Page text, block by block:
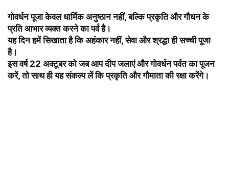
गोवर्धन पूजा केवल धार्मिक अनुष्ठान नहीं, बल्कि प्रकृति और गौधन के
प्रति आभार व्यक्त करने का पर्व है।
यह दिन हमें सिखाता है कि अहंकार नहीं, सेवा और श्रद्धा ही सच्ची पूजा
है।
इस वर्ष 22 अक्टूबर को जब आप दीप जलाएं और गोवर्धन पर्वत का पूजन
करें, तो साथ ही यह संकल्प लें कि प्रकृति और गौमाता की रक्षा करेंगे।